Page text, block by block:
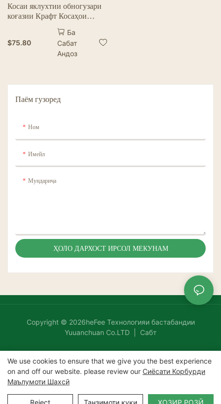
Косаи яклухтии обногузари
коғазии Крафт Косаҳои
хӯришҳои якдафъаинаро бо
сарпӯши коғазӣ дур кунед
$75.80
Ба
Сабат
Андоз
Паём гузоред
Ном
Имейл
Мундариҷа
ҲОЛО ДАРХОСТ ИРСОЛ МЕКУНАМ
Copyright © 2026heFee Технологияи бастабандии
Yuuanchuan Co.LTD |
Сабт
We use cookies to ensure that we give you the best experience
on and off our website. please review our Сиёсати Корбурди
Маълумоти Шахсӣ
Reject Танзимоти куки ҲОЗИР РОЗӢ